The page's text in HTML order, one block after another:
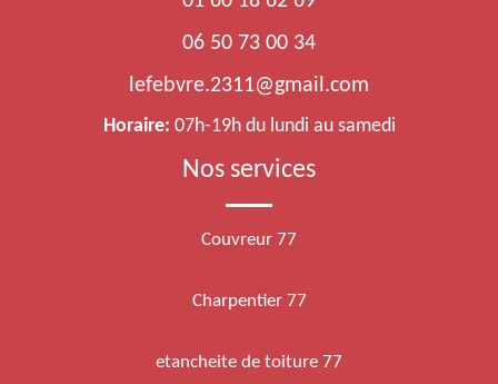
06 50 73 00 34
lefebvre.2311@gmail.com
Horaire: 07h-19h du lundi au samedi
Nos services
Couvreur 77
Charpentier 77
etancheite de toiture 77